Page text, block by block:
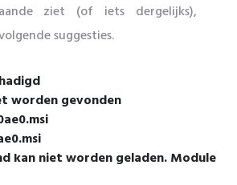
ziet (of iets dergelijks),
suggesties.
worden gevonden
kan niet worden geladen. Module